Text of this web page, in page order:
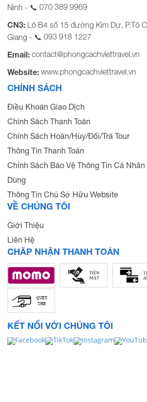
Ninh - 📞 070 389 9969
CN3: Lô B4 số 15 đường Kim Dự, P.Tô
Giang - 📞 093 918 1227
Email: contact@phongcachviettravel.vn
Website: www.phongcachviettravel.vn
CHÍNH SÁCH
Điều Khoản Giao Dịch
Chính Sách Thanh Toán
Chính Sách Hoàn/Hủy/Đổi/Trả Tour
Thông Tin Thanh Toán
Chính Sách Bảo Vệ Thông Tin Cá
Dùng
Thông Tin Chủ Sở Hữu Website
VỀ CHÚNG TÔI
Giới Thiệu
Liên Hệ
CHẤP NHẬN THANH TOÁN
KẾT NỐI VỚI CHÚNG TÔI